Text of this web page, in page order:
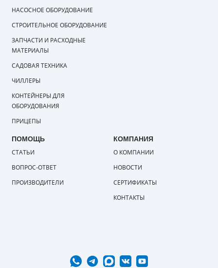
НАСОСНОЕ ОБОРУДОВАНИЕ
СТРОИТЕЛЬНОЕ ОБОРУДОВАНИЕ
ЗАПЧАСТИ И РАСХОДНЫЕ
МАТЕРИАЛЫ
САДОВАЯ ТЕХНИКА
ЧИЛЛЕРЫ
КОНТЕЙНЕРЫ ДЛЯ
ОБОРУДОВАНИЯ
ПРИЦЕПЫ
ПОМОЩЬ
СТАТЬИ
ВОПРОС-ОТВЕТ
ПРОИЗВОДИТЕЛИ
КОМПАНИЯ
О КОМПАНИИ
НОВОСТИ
СЕРТИФИКАТЫ
КОНТАКТЫ